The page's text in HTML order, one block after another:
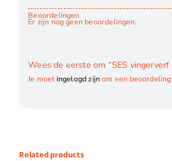
Beoordelingen
Er zijn nog geen beoordelingen.
Wees de eerste om “SES
Je moetingelogd zijnom een
Related products